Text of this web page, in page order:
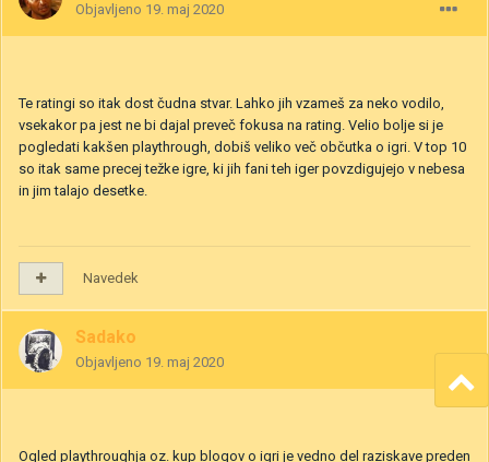
Objavljeno 19. maj 2020
Te ratingi so itak dost čudna stvar. Lahko jih vzameš za neko vodilo,
vsekakor pa jest ne bi dajal preveč fokusa na rating. Velio bolje si je
pogledati kakšen playthrough, dobiš veliko več občutka o igri. V top 10
so itak same precej težke igre, ki jih fani teh iger povzdigujejo v nebesa
in jim talajo desetke.
Navedek
Sadako
Objavljeno 19. maj 2020
Ogled playthroughja oz. kup blogov o igri je vedno del raziskave preden